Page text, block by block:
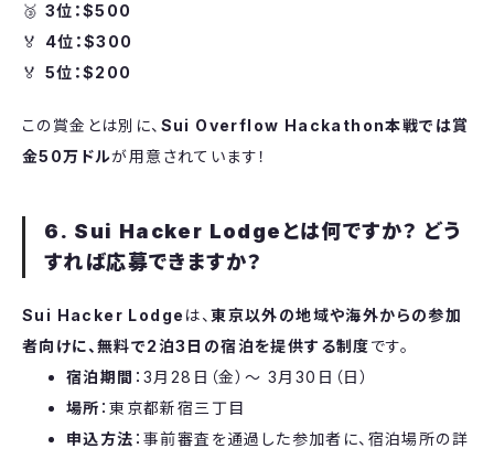
🥉 3位：$500
🏅 4位：$300
🏅 5位：$200
​この賞金とは別に、 Sui Overflow Hackathon本戦では賞
金50万ドルが用意されています！
6. Sui Hacker Lodgeとは何ですか？ どう
すれば応募できますか？
Sui Hacker Lodge は、東京以外の地域や海外からの参加
者向けに、無料で2泊3日の宿泊を提供する制度です。
宿泊期間 ：3月28日（金）～ 3月30日（日）
場所 ：東京都新宿三丁目
申込方法 ：事前審査を通過した参加者に、宿泊場所の詳